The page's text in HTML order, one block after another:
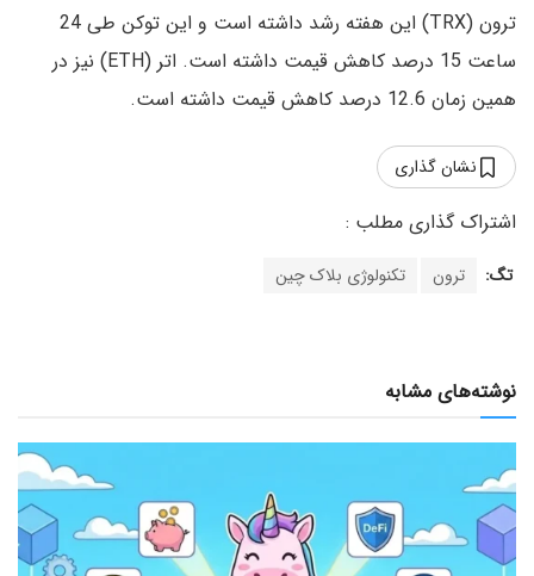
ترون (TRX) این هفته رشد داشته است و این توکن طی 24
ساعت 15 درصد کاهش قیمت داشته است. اتر (ETH) نیز در
همین زمان 12.6 درصد کاهش قیمت داشته است.
نشان گذاری
تگ: ترون تکنولوژی بلاک چین
نوشته‌های مشابه